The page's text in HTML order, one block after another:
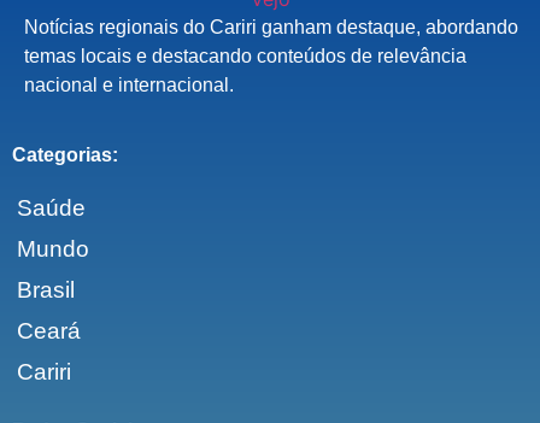
Notícias regionais do Cariri ganham destaque, abordando
temas locais e destacando conteúdos de relevância
nacional e internacional.
Categorias:
Saúde
Mundo
Brasil
Ceará
Cariri